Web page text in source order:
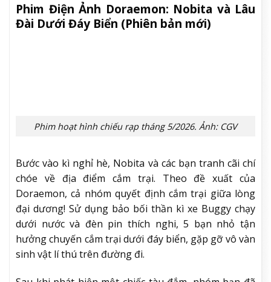
Đạo diễn: Nguyễn Xuân Nghĩa
Diễn viên: Quốc Trường, Quốc Huy, Quỳnh Thy,
Ảnh: CGV
Đế Chế tàn bạo đã sụp đổ, nhưng những lãnh chúa
chiến tranh của phe Đế Chế vẫn còn rải rác khắp
thiên hà. Khi Nền Cộng hòa Mới nỗ lực bảo vệ